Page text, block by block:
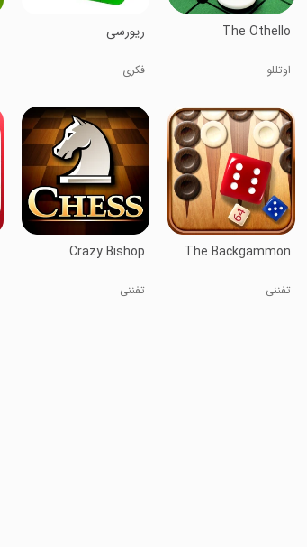
The Othello
اوتللو
ریورسی
فکری
The Backgammon
تفننی
Crazy Bishop
تفننی